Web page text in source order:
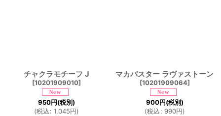
チャクラモチーフ J
[10201909010]
950円(税別)
(税込: 1,045円)
マカバスター ラヴァストーン
[10201909064]
900円(税別)
(税込: 990円)